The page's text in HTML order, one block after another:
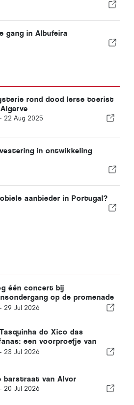
gang in Albufeira
rond dood Ierse toerist
22 Aug 2025
in ontwikkeling
aanbieder in Portugal?
één concert bij
op de promenade
Carvoeiro
29 Jul 2026
do Xico das
een voorproefje van
op de markt van
23 Jul 2026
barstraat van Alvor
20 Jul 2026